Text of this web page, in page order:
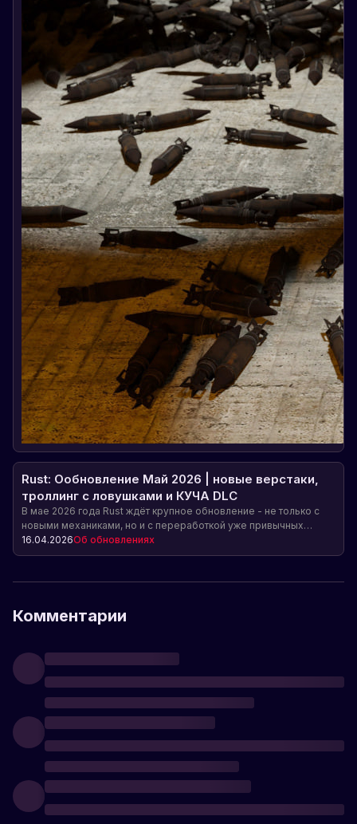
Rust: Ообновление Май 2026 | новые верстаки,
троллинг с ловушками и КУЧА DLC
В мае 2026 года Rust ждёт крупное обновление - не только с
новыми механиками, но и с переработкой уже привычных
элементов геймплея. Среди главных фишек - улучшаемые
верстаки, свежая переработка натяжной ловушки и новые
16.04.2026Об обновлениях
Комментарии